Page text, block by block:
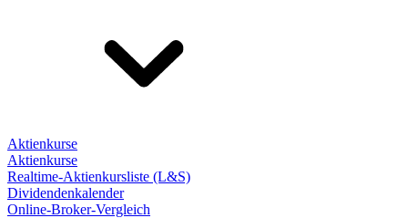
Aktienkurse
Aktienkurse
Realtime-Aktienkursliste (L&S)
Dividendenkalender
Online-Broker-Vergleich